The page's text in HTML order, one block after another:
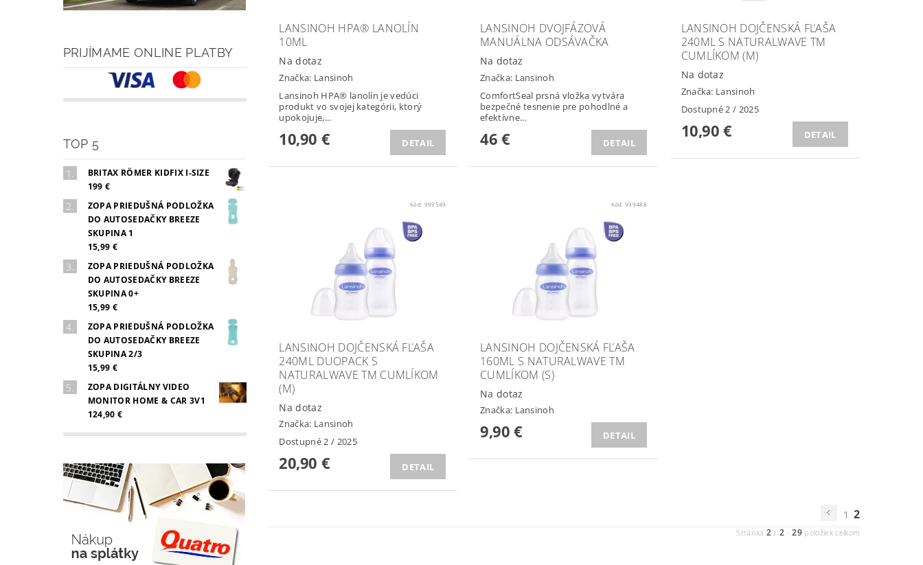
PRIJÍMAME ONLINE PLATBY
TOP 5
BRITAX RÖMER KIDFIX I-SIZE
199 €
ZOPA PRIEDUŠNÁ PODLOŽKA
DO AUTOSEDAČKY BREEZE
SKUPINA 1
15,99 €
ZOPA PRIEDUŠNÁ PODLOŽKA
DO AUTOSEDAČKY BREEZE
SKUPINA 0+
15,99 €
ZOPA PRIEDUŠNÁ PODLOŽKA
DO AUTOSEDAČKY BREEZE
SKUPINA 2/3
15,99 €
ZOPA DIGITÁLNY VIDEO
MONITOR HOME & CAR 3V1
124,90 €
LANSINOH HPA® LANOLÍN
10ML
Na dotaz
Značka: Lansinoh
Lansinoh HPA® lanolín je vedúci
produkt vo svojej kategórii, ktorý
upokojuje,...
10,90 € DETAIL
LANSINOH DVOJFÁZOVÁ
MANUÁLNA ODSÁVAČKA
Na dotaz
Značka: Lansinoh
ComfortSeal prsná vložka vytvára
bezpečné tesnenie pre pohodlné a
efektívne...
46 € DETAIL
LANSINOH DOJČENSKÁ FĽAŠA
240ML S NATURALWAVE TM
CUMLÍKOM (M)
Na dotaz
Značka: Lansinoh
Dostupné 2 / 2025
10,90 € DETAIL
Kód: 999549
LANSINOH DOJČENSKÁ FĽAŠA
240ML DUOPACK S
NATURALWAVE TM CUMLÍKOM
(M)
Na dotaz
Značka: Lansinoh
Dostupné 2 / 2025
20,90 € DETAIL
Kód:999488
LANSINOH DOJČENSKÁ FĽAŠA
160ML S NATURALWAVE TM
CUMLÍKOM (S)
Na dotaz
Značka: Lansinoh
9,90 € DETAIL
1 2
Stránka 2 z2 -29 položiek celkom